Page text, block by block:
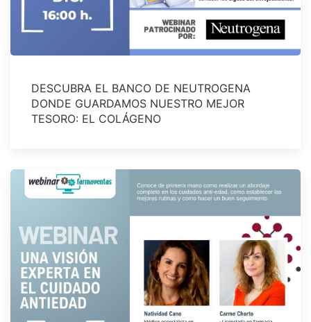
DESCUBRA EL BANCO DE NEUTROGENA
DONDE GUARDAMOS NUESTRO MEJOR
TESORO: EL COLÁGENO